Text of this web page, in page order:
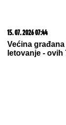
15. 07. 2026 07:44
Većina
letovanje -